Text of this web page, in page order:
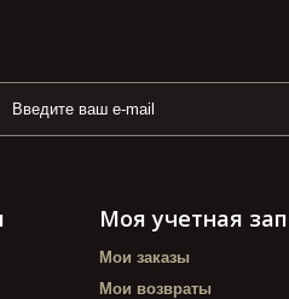
Моя учетная
Мои заказы
Мои возвраты